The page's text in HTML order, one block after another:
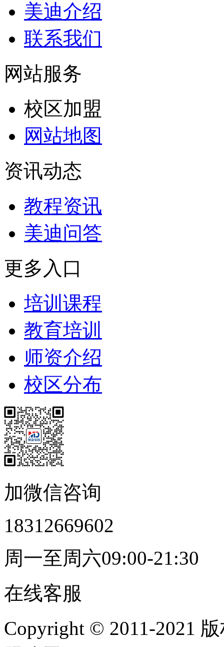
美迪介绍
联系我们
网站服务
校区加盟
网站地图
资讯动态
教程资讯
美迪问答
更多入口
培训课程
教育培训
师资介绍
校区分布
加微信咨询
18312669602
周一至周六09:00-21:30
在线客服
Copyright © 2011-2021